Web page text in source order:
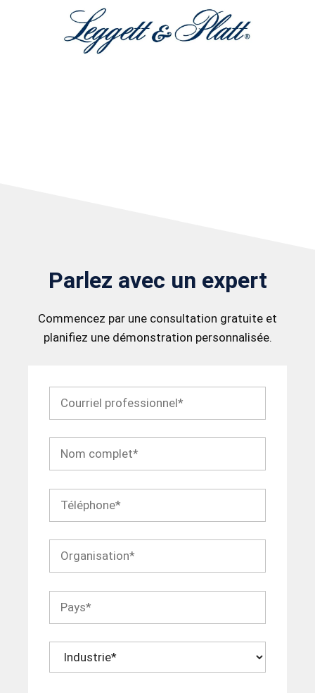
Parlez avec un expert
Commencez par une consultation gratuite et
planifiez une démonstration personnalisée.